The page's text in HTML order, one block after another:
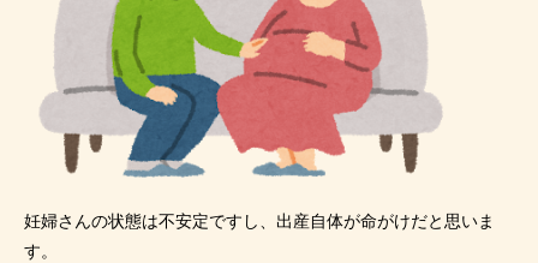
妊婦さんの状態は不安定ですし、出産自体が命がけだと思いま
す。